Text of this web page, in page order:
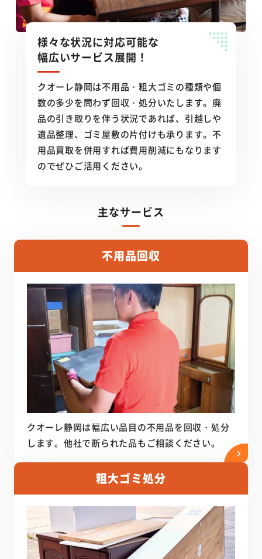
様々な状況に対応可能な
幅広いサービス展開！
クオーレ静岡は不用品・粗大ゴミの種類や個
数の多少を問わず回収・処分いたします。廃
品の引き取りを伴う状況であれば、引越しや
遺品整理、ゴミ屋敷の片付けも承ります。不
用品買取を併用すれば費用削減にもなります
のでぜひご活用ください。
主なサービス
不用品回収
クオーレ静岡は幅広い品目の不用品を回収・処分
します。他社で断られた品もご相談ください。
粗大ゴミ処分